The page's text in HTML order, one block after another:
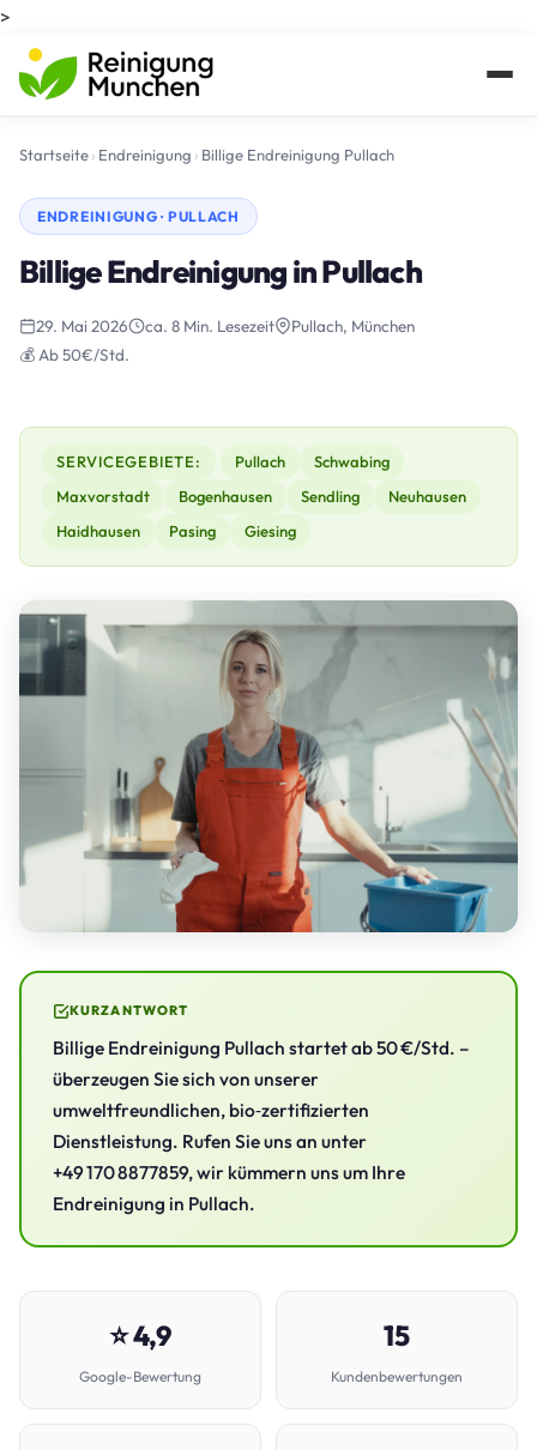
>
Startseite› Endreinigung › Billige Endreinigung Pullach
ENDREINIGUNG · PULLACH
Billige Endreinigung in Pullach
29. Mai 2026 ca. 8 Min. Lesezeit
Pullach, München
💰 Ab 50€/Std.
SERVICEGEBIETE: Pullach
Schwabing
Maxvorstadt
Bogenhausen Sendling
Neuhausen
Haidhausen
Pasing Giesing
KURZANTWORT
Billige Endreinigung Pullach startet ab 50 €/Std. –
überzeugen Sie sich von unserer
umweltfreundlichen, bio‑zertifizierten
Dienstleistung. Rufen Sie uns an unter
+49 170 8877859, wir kümmern uns um Ihre
Endreinigung in Pullach.
⭐ 4,9
Google-Bewertung
15
Kundenbewertungen